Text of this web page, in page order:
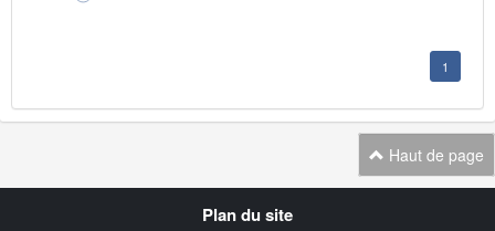
1
Haut de page
Plan du site